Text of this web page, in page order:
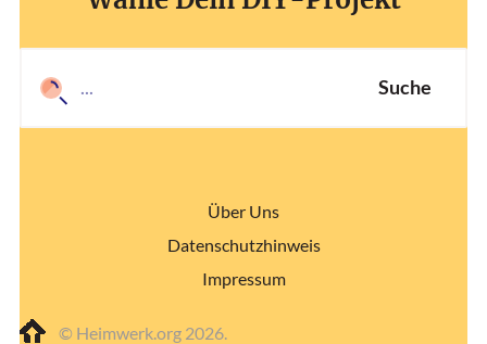
Suche
© Heimwerk.org 2026.
Über Uns
Datenschutzhinweis
Impressum